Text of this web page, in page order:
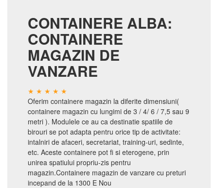
CONTAINERE ALBA:
CONTAINERE
MAGAZIN DE
VANZARE
Oferim containere magazin la diferite dimensiuni(
containere magazin cu lungimi de 3 / 4/ 6 / 7,5 sau 9
metri ). Modulele ce au ca destinatie spatiile de
birouri se pot adapta pentru orice tip de activitate:
intalniri de afaceri, secretariat, training-uri, sedinte,
etc. Aceste containere pot fi si eterogene, prin
unirea spatiului propriu-zis pentru
magazin.Containere magazin de vanzare cu preturi
incepand de la 1300 E Nou